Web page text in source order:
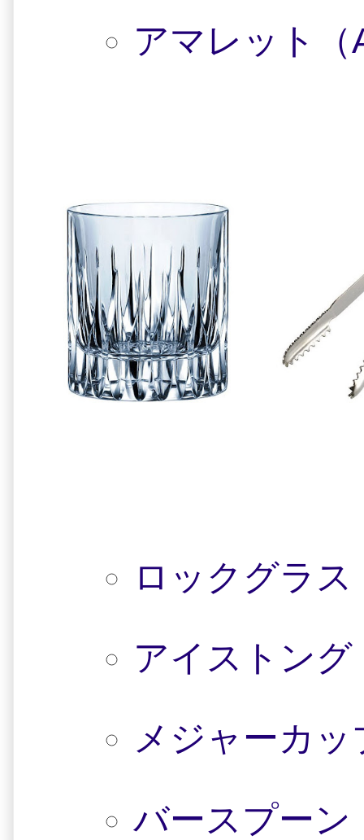
アマレット（
ロックグラ
アイストング
メジャーカ
バースプーン